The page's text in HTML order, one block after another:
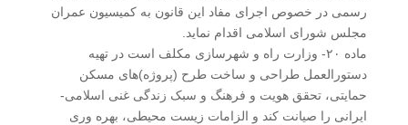
رسمی در خصوص اجرای مفاد این قانون به کمیسیون عمران
مجلس شورای اسلامی اقدام نماید.
ماده ۲۰- وزارت راه و شهرسازی مکلف است در تهیه
دستورالعمل طراحی و ساخت طرح (پروژه)­های مسکن
حمایتی، تحقق هویت و فرهنگ و سبک زندگی غنی اسلامی-
ایرانی را صیانت کند و الزامات زیست محیطی، بهره وری